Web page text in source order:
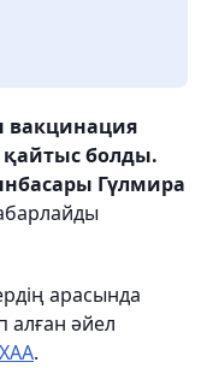
вакцинация
қайтыс болды.
Гүлмира
арасында
алған әйел
.